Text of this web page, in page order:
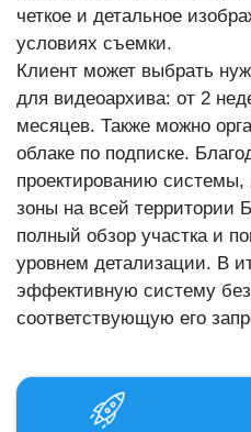
четкое и детальное
условиях съемки.
Клиент может выбрать
для видеоархива: от 2
месяцев. Также можно
облаке по подписке.
проектированию
зоны на всей территории
полный обзор участка и
уровнем детализации. В
эффективную систему
соответствующую его